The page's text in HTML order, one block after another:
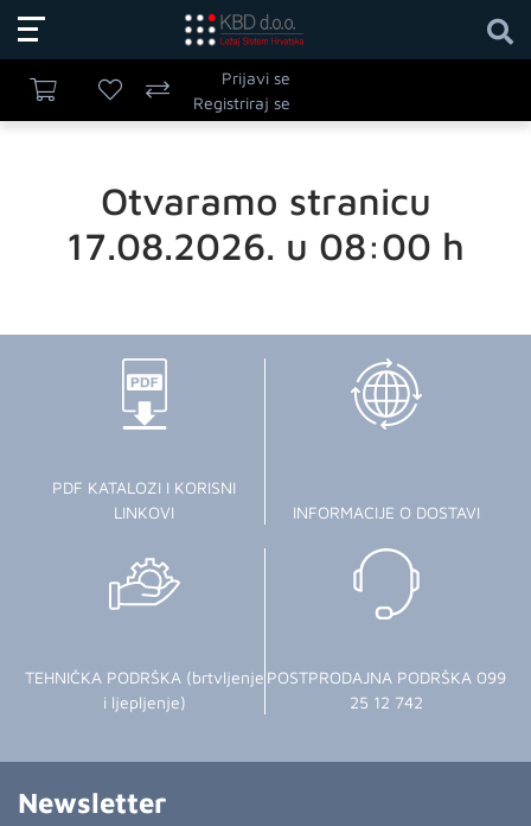
Prijavi se
Registriraj se
Otvaramo stranicu
17.08.2026. u 08:00 h
PDF KATALOZI I KORISNI
LINKOVI
INFORMACIJE O DOSTAVI
TEHNIČKA PODRŠKA (brtvljenje
i ljepljenje)
POSTPRODAJNA PODRŠKA 099
25 12 742
Newsletter